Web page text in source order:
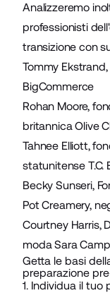
Analizzeremo
professionisti
transizione con
Tommy Ekstrand,
BigCommerce
Rohan Moore,
britannicaOlive
Tahnee Elliott,
statunitense T.C.
Becky Sunseri,
Pot Creamery,
Courtney Harris,
modaSara
Getta le basi
preparazione
1. Individua il tuo